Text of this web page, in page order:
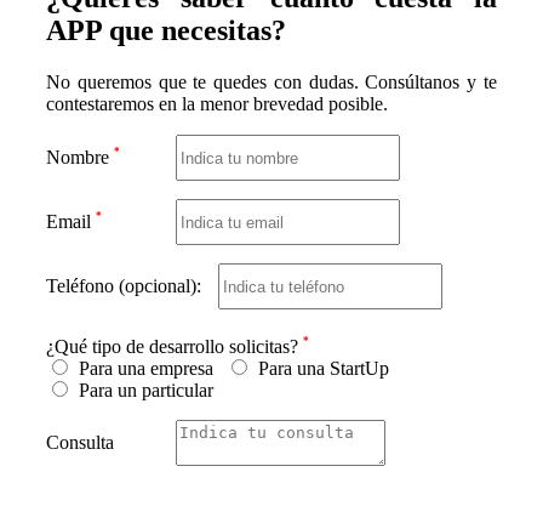
APP que necesitas?
No queremos que te quedes con dudas. Consúltanos y te
contestaremos en la menor brevedad posible.
Nombre
Email
Teléfono (opcional):
¿Qué tipo de desarrollo solicitas?
Para una empresa
Para una StartUp
Para un particular
Consulta